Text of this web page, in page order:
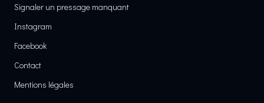
Signaler un pressage manquant
Instagram
Facebook
Contact
Mentions légales